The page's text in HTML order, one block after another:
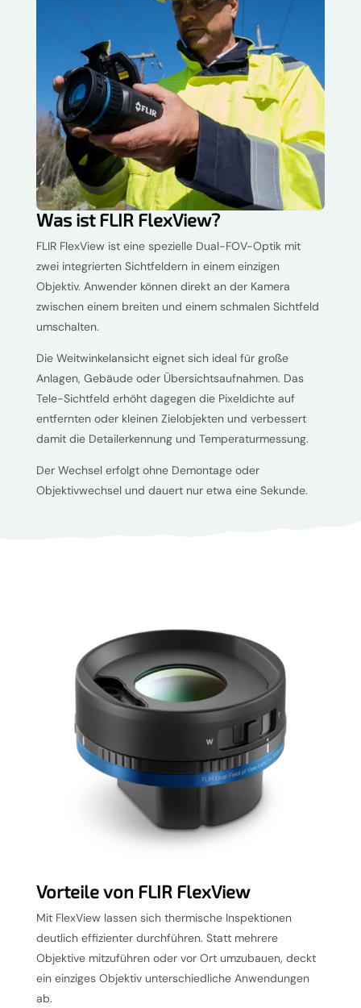
Was ist FLIR FlexView?
FLIR FlexView ist eine spezielle Dual-FOV-Optik mit
zwei integrierten Sichtfeldern in einem einzigen
Objektiv. Anwender können direkt an der Kamera
zwischen einem breiten und einem schmalen Sichtfeld
umschalten.
Die Weitwinkelansicht eignet sich ideal für große
Anlagen, Gebäude oder Übersichtsaufnahmen. Das
Tele-Sichtfeld erhöht dagegen die Pixeldichte auf
entfernten oder kleinen Zielobjekten und verbessert
damit die Detailerkennung und Temperaturmessung.
Der Wechsel erfolgt ohne Demontage oder
Objektivwechsel und dauert nur etwa eine Sekunde.
Vorteile von FLIR FlexView
Mit FlexView lassen sich thermische Inspektionen
deutlich effizienter durchführen. Statt mehrere
Objektive mitzuführen oder vor Ort umzubauen, deckt
ein einziges Objektiv unterschiedliche Anwendungen
ab.